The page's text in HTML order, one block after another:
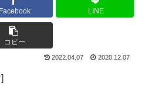
Facebook LINE
コピー
2022.04.07 2020.12.07